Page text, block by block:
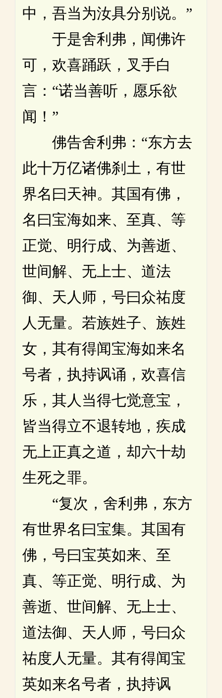
中，吾当为汝具分别说。”
于是舍利弗，闻佛许
可，欢喜踊跃，叉手白
言：“诺当善听，愿乐欲
闻！”
佛告舍利弗：“东方去
此十万亿诸佛刹土，有世
界名曰天神。其国有佛，
名曰宝海如来、至真、等
正觉、明行成、为善逝、
世间解、无上士、道法
御、天人师，号曰众祐度
人无量。若族姓子、族姓
女，其有得闻宝海如来名
号者，执持讽诵，欢喜信
乐，其人当得七觉意宝，
皆当得立不退转地，疾成
无上正真之道，却六十劫
生死之罪。
“复次，舍利弗，东方
有世界名曰宝集。其国有
佛，号曰宝英如来、至
真、等正觉、明行成、为
善逝、世间解、无上士、
道法御、天人师，号曰众
祐度人无量。其有得闻宝
英如来名号者，执持讽